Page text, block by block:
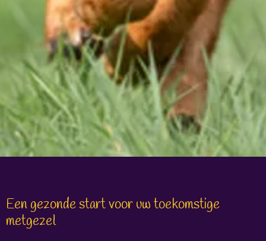
Een gezonde start voor uw toekomstige
metgezel